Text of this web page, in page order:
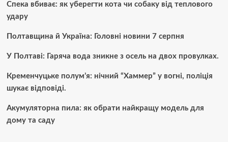
Спека вбиває: як уберегти кота чи собаку від теплового
удару
Полтавщина й Україна: Головні новини 7 серпня
У Полтаві: Гаряча вода зникне з осель на двох провулках.
Кременчуцьке полум’я: нічний “Хаммер” у вогні, поліція
шукає відповіді.
Акумуляторна пила: як обрати найкращу модель для
дому та саду